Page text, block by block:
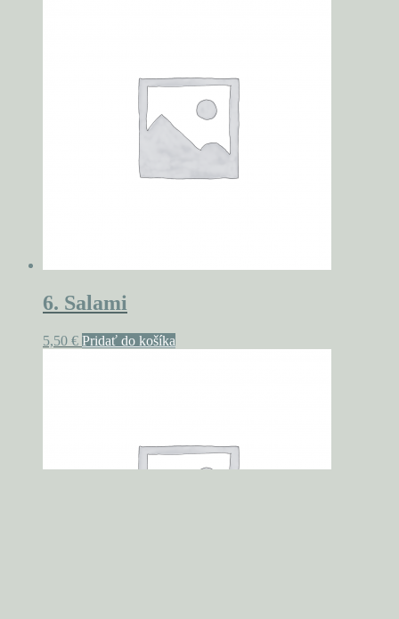
6. Salami
5,50 € Pridať do košíka